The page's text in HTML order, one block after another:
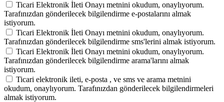
Ticari Elektronik İleti Onayı metnini okudum, onaylıyorum.
Tarafınızdan gönderilecek bilgilendirme e-postalarını almak
istiyorum.
Ticari Elektronik İleti Onayı metnini okudum, onaylıyorum.
Tarafınızdan gönderilecek bilgilendirme sms'lerini almak istiyorum.
Ticari Elektronik İleti Onayı metnini okudum, onaylıyorum.
Tarafınızdan gönderilecek bilgilendirme arama'larını almak
istiyorum.
Ticari elektronik ileti, e-posta , ve sms ve arama metnini
okudum, onaylıyorum. Tarafınızdan gönderilecek bilgilendirmeleri
almak istiyorum.